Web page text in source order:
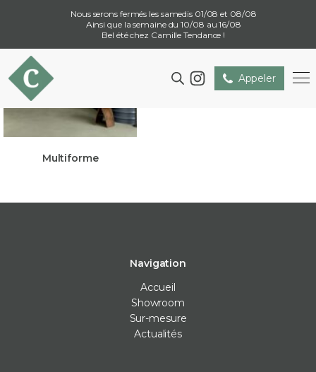
Nous serons fermés les samedis 01/08 et 08/08
Ainsi que la semaine du 10/08 au 16/08
Bel été chez Camille Tendance !
Appeler
Multiforme
Navigation
Accueil
Showroom
Sur-mesure
Actualités